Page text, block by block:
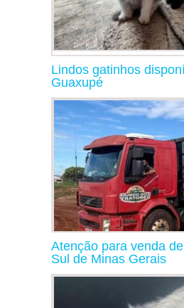
Lindos gatinhos
Guaxupé
Atenção para venda
Sul de Minas Gerais